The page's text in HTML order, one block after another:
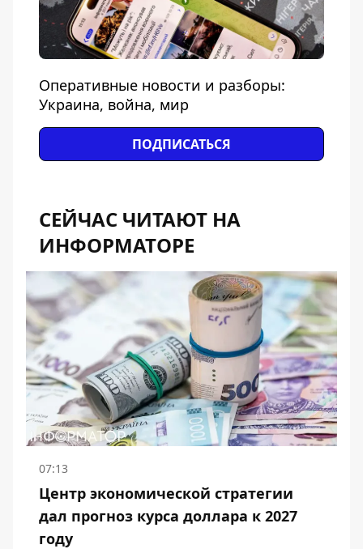
Оперативные новости и разборы:
Украина, война, мир
ПОДПИСАТЬСЯ
СЕЙЧАС ЧИТАЮТ НА
ИНФОРМАТОРЕ
07:13
Центр экономической стратегии
дал прогноз курса доллара к 2027
году